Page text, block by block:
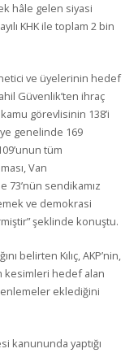
hâle gelen siyasi
KHK ile toplam 2 bin
ve üyelerinin hedef
Güvenlik’ten ihraç
görevlisinin 138’i
genelinde 169
tüm
Van
sendikamız
ve demokrasi
şeklinde konuştu.
belirten Kılıç, AKP’nin,
kesimleri hedef alan
eklediğini
kanununda yaptığı